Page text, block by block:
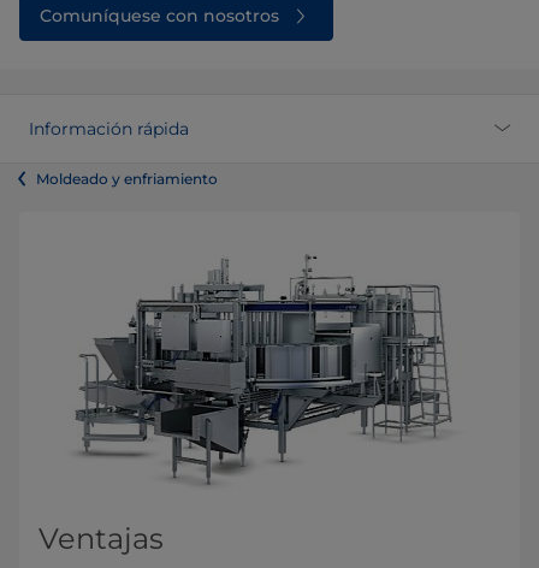
Comuníquese con nosotros
Información rápida
Moldeado y enfriamiento
Ventajas